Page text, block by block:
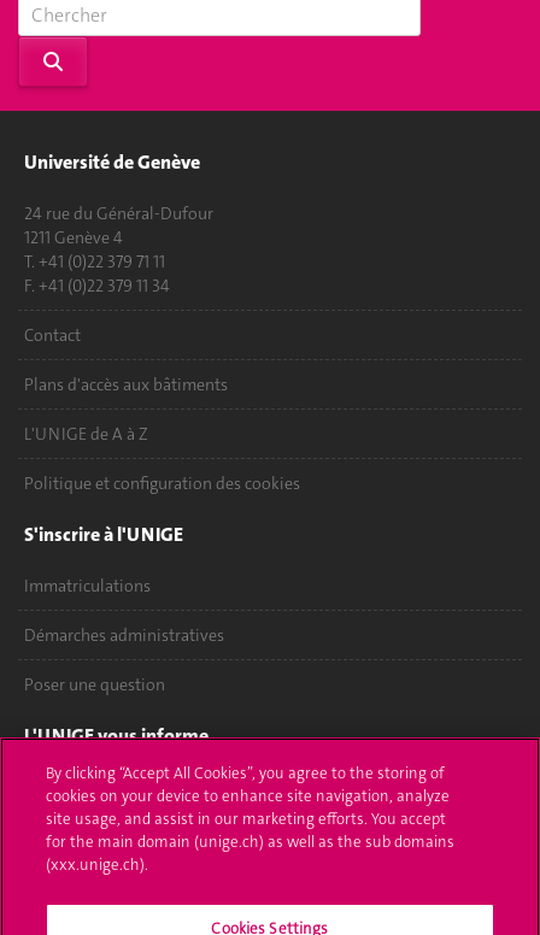
Université de Genève
24 rue du Général-Dufour
1211 Genève 4
T. +41 (0)22 379 71 11
F. +41 (0)22 379 11 34
Contact
Plans d'accès aux bâtiments
L'UNIGE de A à Z
Politique et configuration des cookies
S'inscrire à l'UNIGE
Immatriculations
Démarches administratives
Poser une question
L'UNIGE vous informe
UNIGE Mobile
Médias
By clicking “Accept All Cookies”, you agree to the storing of
cookies on your device to enhance site navigation, analyze
site usage, and assist in our marketing efforts. You accept
for the main domain (unige.ch) as well as the sub domains
(xxx.unige.ch).
Cookies Settings